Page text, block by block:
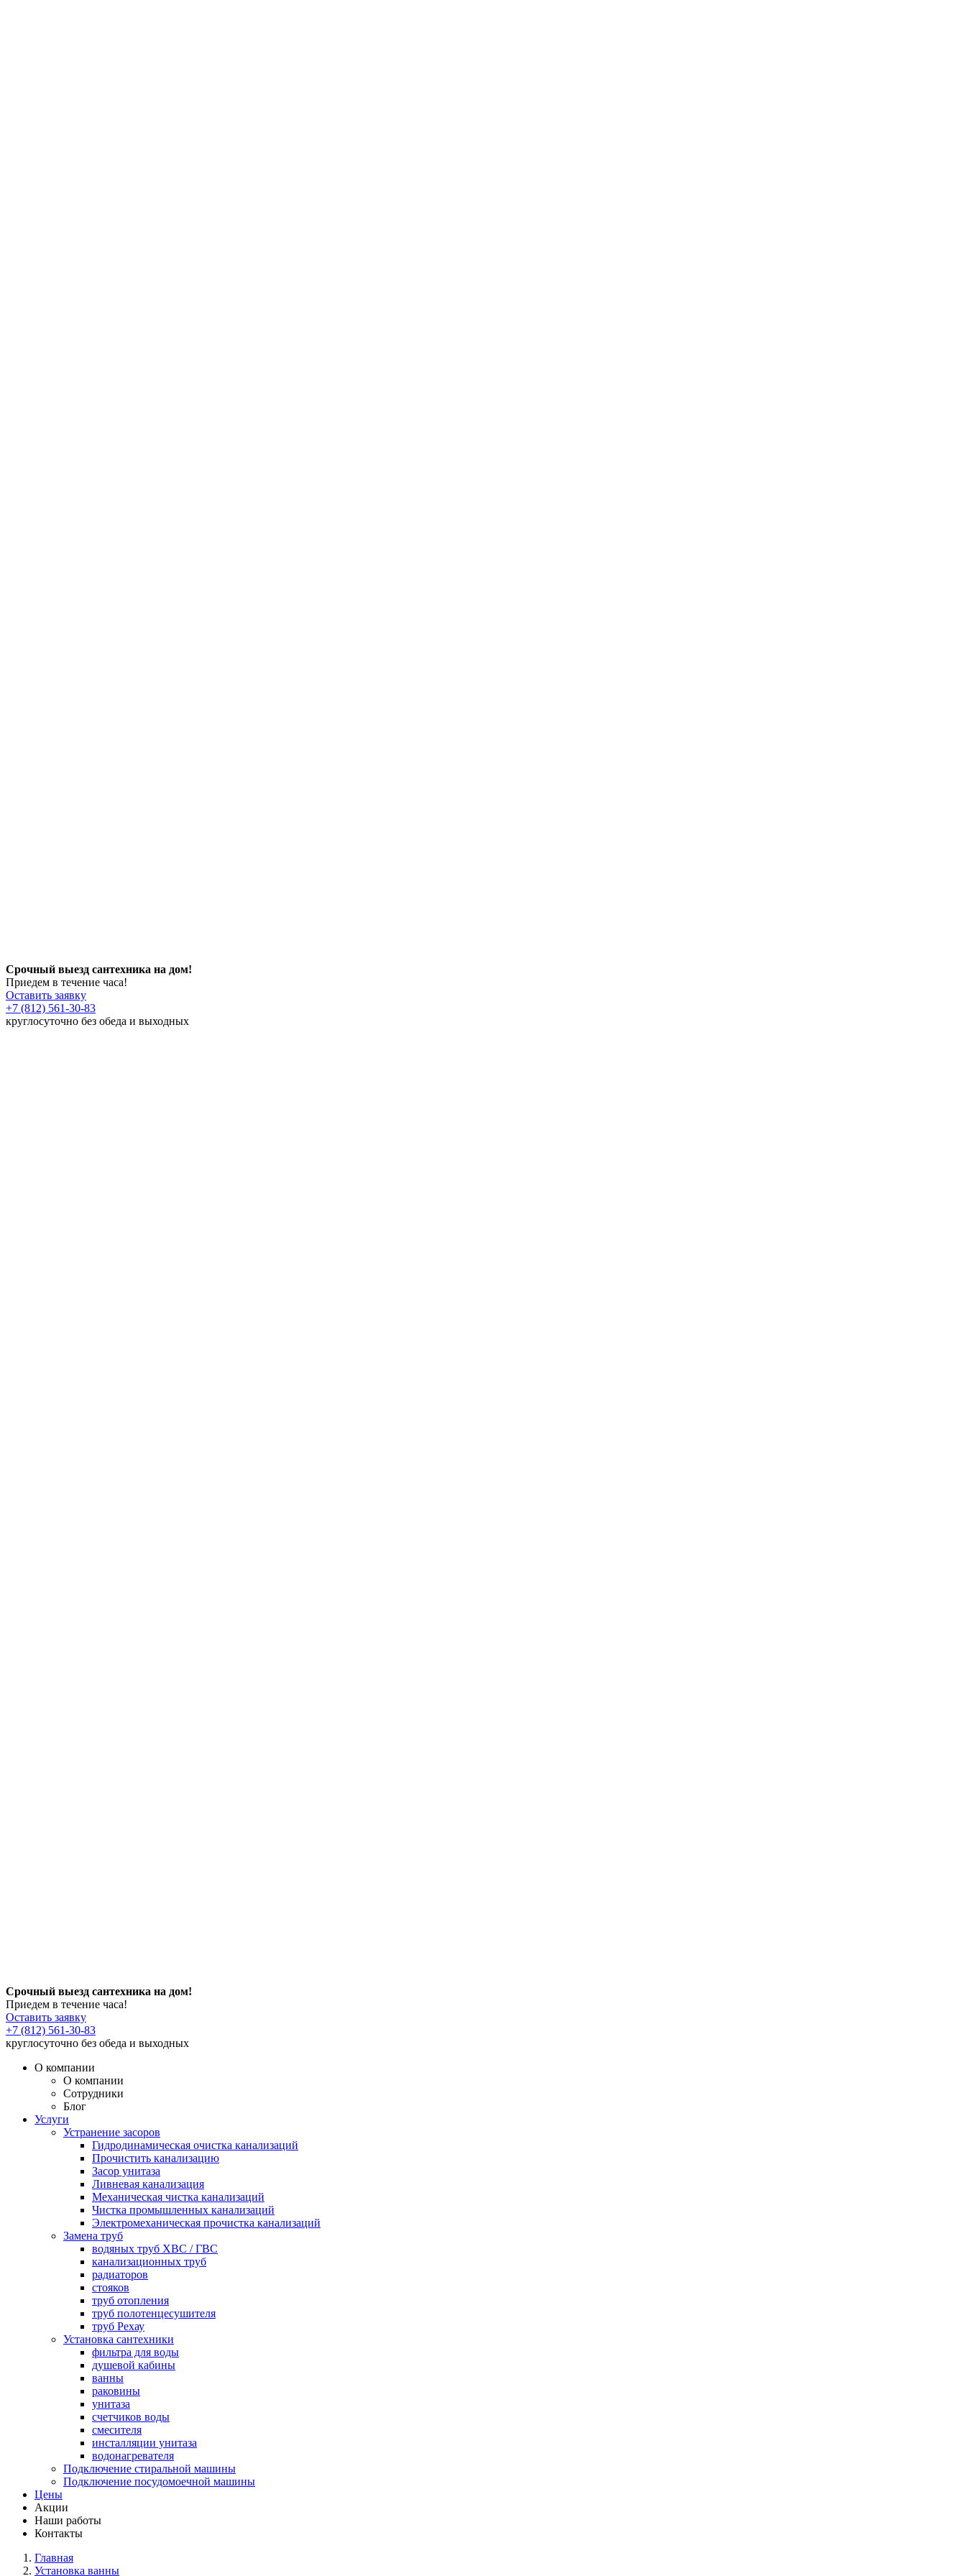
Срочный выезд сантехника на дом!
Приедем в течение часа!
Оставить заявку
+7 (812) 561-30-83
круглосуточно без обеда и выходных
Срочный выезд сантехника на дом!
Приедем в течение часа!
Оставить заявку
+7 (812) 561-30-83
круглосуточно без обеда и выходных
О компании
О компании
Сотрудники
Блог
Услуги
Устранение засоров
Гидродинамическая очистка канализаций
Прочистить канализацию
Засор унитаза
Ливневая канализация
Механическая чистка канализаций
Чистка промышленных канализаций
Электромеханическая прочистка канализаций
Замена труб
водяных труб ХВС / ГВС
канализационных труб
радиаторов
стояков
труб отопления
труб полотенцесушителя
труб Рехау
Установка сантехники
фильтра для воды
душевой кабины
ванны
раковины
унитаза
счетчиков воды
смесителя
инсталляции унитаза
водонагревателя
Подключение стиральной машины
Подключение посудомоечной машины
Цены
Акции
Наши работы
Контакты
Главная
Установка ванны